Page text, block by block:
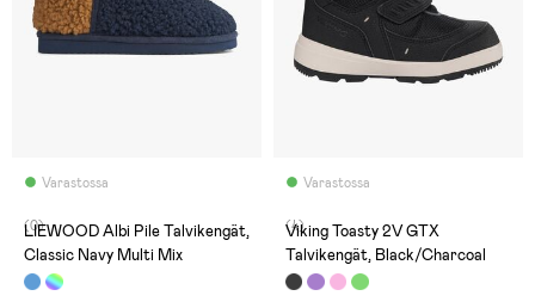
Varastossa
(0)
LIEWOOD Albi Pile Talvikengät,
Classic Navy Multi Mix
Varastossa
(4)
Viking Toasty 2V GTX
Talvikengät, Black/Charcoal